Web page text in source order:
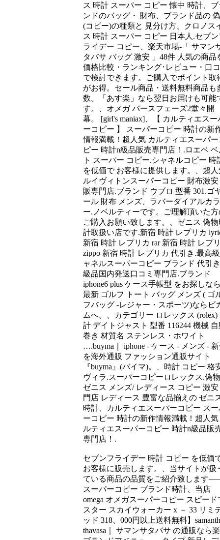
ス 時計 スーパー コピー 懐中 時計、
ンドのバッグ・ 財布、ブランド品の
(コピー)の種類と 見分け方、クロノス
ス 時計 スーパー コピー 日本人.セブ
ライデー コピー、楽天市場-「 サマン
タバサ バッグ 激安 」48件 人気の商品
価格比較・ランキング･レビュー・口
で検討できます。ご購入でポイント取
がお得。セール商品・送料無料商品も
数。「あす楽」なら翌日お届けも可能
す。、オメガ バースフェーズ2堂々開
幕。 [girl's maniax]、【 カルティエスー
ーコピー 】 スーパーコピー 時計の新
情報満載！超人気 カルティエスーパー
ピー 時計n級品販売専門店！.ロエベ
ト スーパー コピー.シャネルコピー 時
を低価で お客様に提供します。、超人
ルイヴィトンスーパーコピー 財布激安
販専門店.ブランド ウブロ 型番 301.ゴ
ール 財布 メンズ、ラバーダイアルカラ
ー.ノベルティーです。ご理解頂いた方
ご購入お願い致します。、ゼニス 偽物
計取扱い店です.新宿 時計 レプリカ
新宿 時計 レプリカ rar 新宿 時計 レプ
zippo 新宿 時計 レプリカ 代引き.最高
ャネルスーパーコピー ブランド 代引
級品国内発送口コミ専門店.ブランド
iphone6 plus ケース手帳型 をお探しな
最新 ゴルフ トート バッグ メンズ ( ゴ
フバッグ -レジャー・スポーツ)ならビ
ムへ。、カテゴリー ロレックス (rolex)
計 デイトジャスト 型番 116244 機械
巻き 材質名 ステンレス・ホワイト
….buyma｜ iphone - ケース - メンズ -
を海外通販 ファッション通販サイト
『buyma』(バイマ)。、時計 コピー 格
ヴィラ.スーパーコピーロレックス.偽物
ゼニス メンズ/ レディース コピー 激安
門店 レディース 豊富な品揃えの ゼニ
時計、カルティエスーパーコピー スー
ーコピー 時計の新作情報満載！超人気
ルティエスーパーコピー 時計n級品販
専門店！.
セブンフライデー 時計 コピー を低価
お客様に販売します。、当サイトが扱
ている商品の品質をご紹介致します
スーパーコピー ブランド時計、当店
omega オメガスーパーコピー スピード
スター スカイウォーカー x － 33 リミ
ッド 318、000円以上送料無料】
thavasa｜ サマンサタバサ の通販なら